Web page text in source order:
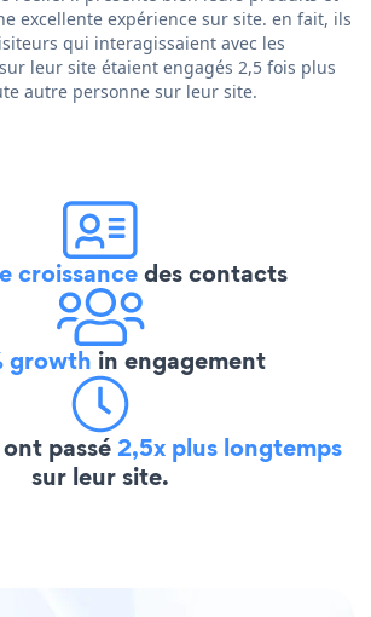
excellente expérience sur site. en fait, ils
qui interagissaient avec les
leur site étaient engagés 2,5 fois plus
autre personne sur leur site.
croissancedes contacts
growth in engagement
passé2,5x plus longtemps
sur leur site.